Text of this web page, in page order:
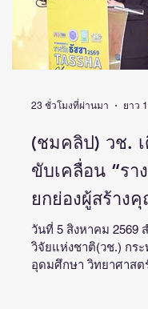
(ชมคลิป) วช.
ขับเคลื่อน “ราง
ยกย่องผู้สร้าง
ด้านสังคมศาส
มนุษยศาสตร์
วันที่ 5 สิงหาคม 2569 ส
วิจัยแห่งชาติ(วช.) กระ
อุดมศึกษา วิทยาศาสต
23 ชั่วโมงที่ผ่านมา ยาว